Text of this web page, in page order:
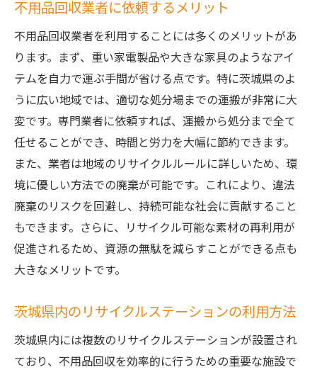
不用品回収業者に依頼するメリット
不用品回収業者を利用することには多くのメリットがあ
ります。まず、重い家電製品や大きな家具のようなアイ
テムを自力で運ぶ手間が省ける点です。特に茨城県のよ
うに広い地域では、適切な処分場までの運搬が非常に大
変です。専門業者に依頼すれば、運搬から処分まで全て
任せることができ、時間と労力を大幅に節約できます。
また、業者は地域のリサイクルルールに詳しいため、環
境に優しい方法での廃棄が可能です。これにより、違法
廃棄のリスクを回避し、持続可能な社会に貢献すること
もできます。さらに、リサイクル可能な素材の再利用が
促進されるため、資源の無駄を減らすことができる点も
大きなメリットです。
茨城県内のリサイクルステーションの利用方法
茨城県内には複数のリサイクルステーションが設置され
ており、不用品回収を効率的に行うための重要な施設で